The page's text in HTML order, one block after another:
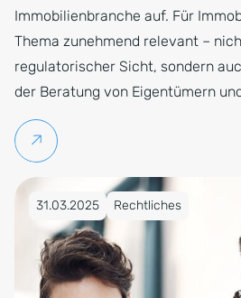
Immobilienbranche auf. Für
Thema zunehmend relevant –
regulatorischer Sicht, sondern
der Beratung von Eigentümern
Weiterlesen
Veröffentlicht am 31.03.2025
31.03.2025 Rechtliches